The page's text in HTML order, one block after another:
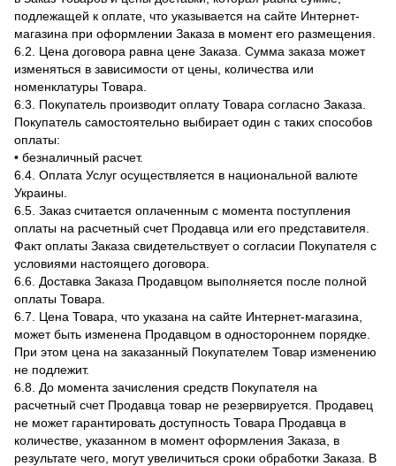
подлежащей к оплате, что указывается на сайте Интернет-
магазина при оформлении Заказа в момент его размещения.
6.2. Цена договора равна цене Заказа. Сумма заказа может
изменяться в зависимости от цены, количества или
номенклатуры Товара.
6.3. Покупатель производит оплату Товара согласно Заказа.
Покупатель самостоятельно выбирает один с таких способов
оплаты:
• безналичный расчет.
6.4. Оплата Услуг осуществляется в национальной валюте
Украины.
6.5. Заказ считается оплаченным с момента поступления
оплаты на расчетный счет Продавца или его представителя.
Факт оплаты Заказа свидетельствует о согласии Покупателя с
условиями настоящего договора.
6.6. Доставка Заказа Продавцом выполняется после полной
оплаты Товара.
6.7. Цена Товара, что указана на сайте Интернет-магазина,
может быть изменена Продавцом в одностороннем порядке.
При этом цена на заказанный Покупателем Товар изменению
не подлежит.
6.8. До момента зачисления средств Покупателя на
расчетный счет Продавца товар не резервируется. Продавец
не может гарантировать доступность Товара Продавца в
количестве, указанном в момент оформления Заказа, в
результате чего, могут увеличиться сроки обработки Заказа. В